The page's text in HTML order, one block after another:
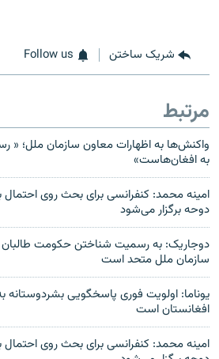
شریک ساختن Follow us
مرتبط
واکنش‌ها به اظهارات معاون سازمان ملل؛ «
به افغان‌هاست»
امینه محمد: کنفرانسی برای بحث روی
دوحه برگزار می‌شود
دوجاریک: به رسمیت شناختن حکومت
سازمان ملل متحد است
یوناما: اولویت فوری پاسخگویی
افغانستان است
امینه محمد: کنفرانسی برای بحث روی